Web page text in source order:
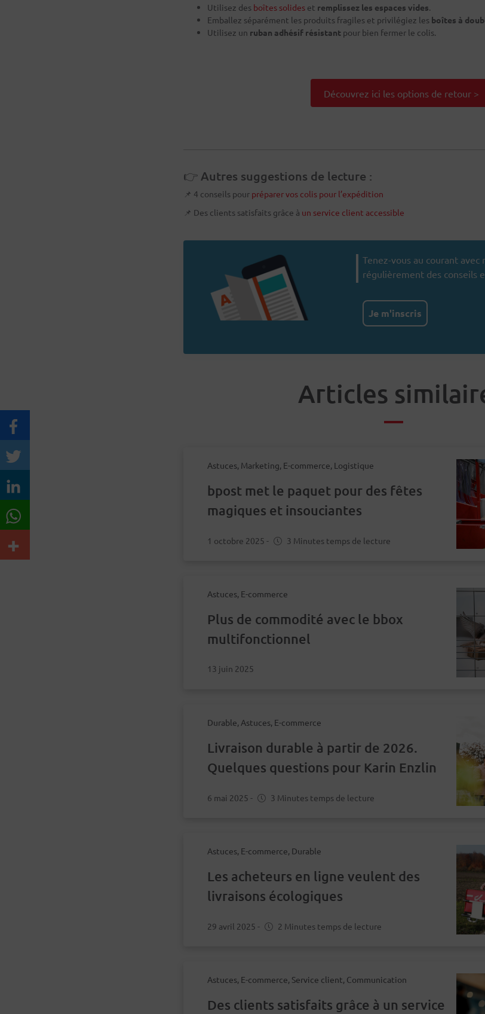
Utilisez des boîtes solides et remplissez les espaces vides.
Emballez séparément les produits fragiles et privilégiez les boîtes à
Utilisez un ruban adhésif résistant pour bien fermer le colis.
Découvrez ici les options de retour >
👉 Autres suggestions de lecture :
📌 4 conseils pour préparer vos colis pour l’expédition
📌 Des clients satisfaits grâce à un service client accessible
Tenez-vous au courant
régulièrement des conseils
Je m'inscris
Articles
Astuces, Marketing, E-commerce, Logistique
bpost met le paquet pour des fêtes
magiques et insouciantes
1 octobre 2025 - 3 Minutes temps de lecture
Astuces, E-commerce
Plus de commodité avec le bbox
multifonctionnel
13 juin 2025
Durable, Astuces, E-commerce
Livraison durable à partir de 2026.
Quelques questions pour Karin Enzlin
6 mai 2025 - 3 Minutes temps de lecture
Astuces, E-commerce, Durable
Les acheteurs en ligne veulent des
livraisons écologiques
29 avril 2025 - 2 Minutes temps de lecture
Astuces, E-commerce, Service client, Communication
Des clients satisfaits grâce à un service